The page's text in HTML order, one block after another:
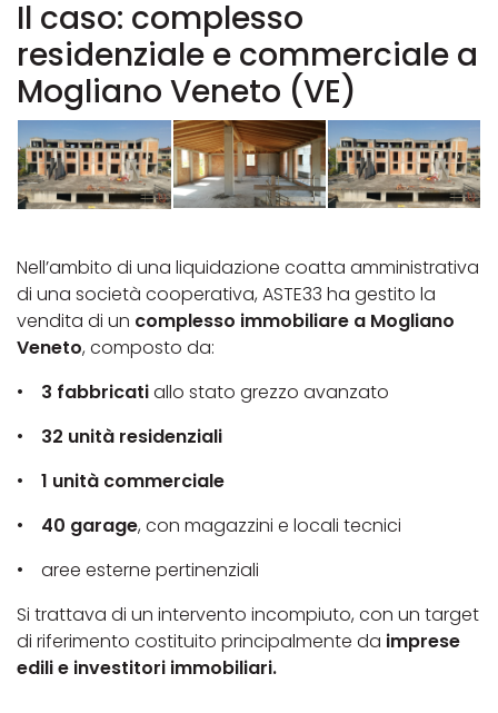
Il caso: complesso
residenziale e commerciale a
Mogliano Veneto (VE)
Nell’ambito di una liquidazione coatta amministrativa
di una società cooperativa, ASTE33 ha gestito la
vendita di un complesso immobiliare a Mogliano
Veneto, composto da:
• 3 fabbricatiallo stato grezzo avanzato
• 32 unità residenziali
• 1 unità commerciale
• 40 garage, con magazzini e locali tecnici
• aree esterne pertinenziali
Si trattava di un intervento incompiuto, con un target
di riferimento costituito principalmente da imprese
edili e investitori immobiliari.